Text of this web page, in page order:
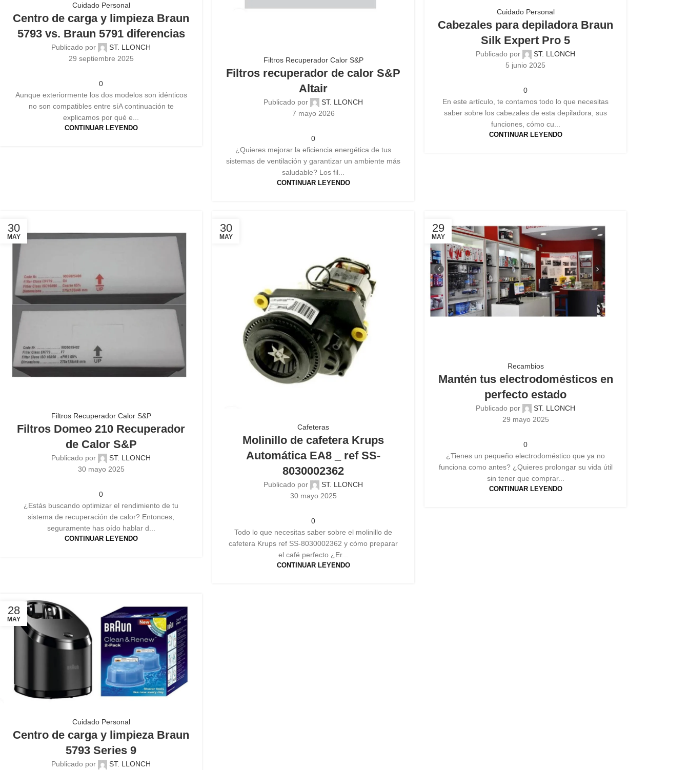
Cuidado Personal
Centro de carga y limpieza Braun
5793 vs. Braun 5791 diferencias
Publicado por
ST. LLONCH
29 septiembre 2025
0
Aunque exteriormente los dos modelos son idénticos
no son compatibles entre síA continuación te
explicamos por qué e...
CONTINUAR LEYENDO
Filtros Recuperador Calor S&P
Filtros recuperador de calor S&P
Altair
Publicado por
ST. LLONCH
7 mayo 2026
0
¿Quieres mejorar la eficiencia energética de tus
sistemas de ventilación y garantizar un ambiente más
saludable? Los fil...
CONTINUAR LEYENDO
Cuidado Personal
Cabezales para depiladora Braun
Silk Expert Pro 5
Publicado por
ST. LLONCH
5 junio 2025
0
En este artículo, te contamos todo lo que necesitas
saber sobre los cabezales de esta depiladora, sus
funciones, cómo cu...
CONTINUAR LEYENDO
30
MAY
Filtros Recuperador Calor S&P
Filtros Domeo 210 Recuperador
de Calor S&P
Publicado por
ST. LLONCH
30 mayo 2025
0
¿Estás buscando optimizar el rendimiento de tu
sistema de recuperación de calor? Entonces,
seguramente has oído hablar d...
CONTINUAR LEYENDO
30
MAY
Cafeteras
Molinillo de cafetera Krups
Automática EA8 _ ref SS-
8030002362
Publicado por
ST. LLONCH
30 mayo 2025
0
Todo lo que necesitas saber sobre el molinillo de
cafetera Krups ref SS-8030002362 y cómo preparar
el café perfecto ¿Er...
CONTINUAR LEYENDO
29
MAY
Recambios
Mantén tus electrodomésticos en
perfecto estado
Publicado por
ST. LLONCH
29 mayo 2025
0
¿Tienes un pequeño electrodoméstico que ya no
funciona como antes? ¿Quieres prolongar su vida útil
sin tener que comprar...
CONTINUAR LEYENDO
28
MAY
Cuidado Personal
Centro de carga y limpieza Braun
5793 Series 9
Publicado por
ST. LLONCH